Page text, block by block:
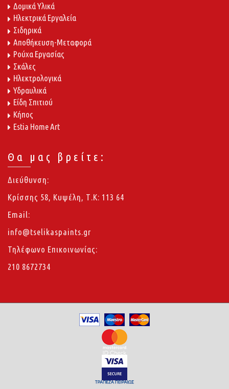
Δομικά Υλικά
Ηλεκτρικά Εργαλεία
Σιδηρικά
Αποθήκευση-Μεταφορά
Ρούχα Εργασίας
Σκάλες
Ηλεκτρολογικά
Υδραυλικά
Είδη Σπιτιού
Κήπος
Estia Home Art
Θα μας βρείτε:
Διεύθυνση:
Κρίσσης 58, Κυψέλη, Τ.Κ: 113 64
Email:
info@tselikaspaints.gr
Τηλέφωνο Επικοινωνίας:
210 8672734